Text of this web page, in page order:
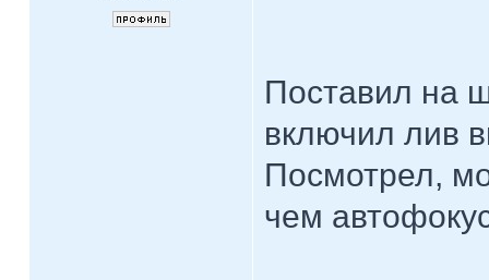
Поставил на
включил лив
Посмотрел,
чем